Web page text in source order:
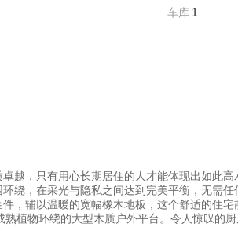
车库 1
越，只有用心长期居住的人才能体现出如此
绕，在采光与隐私之间达到完美平衡，无需
，辅以温暖的宽幅橡木地板，这个舒适的住
植物环绕的大型木质户外平台。令人惊叹的